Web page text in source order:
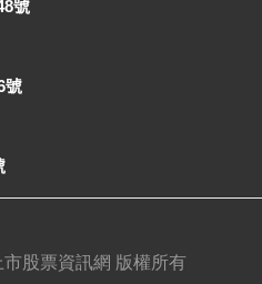
號
號
股票資訊網 版權所有